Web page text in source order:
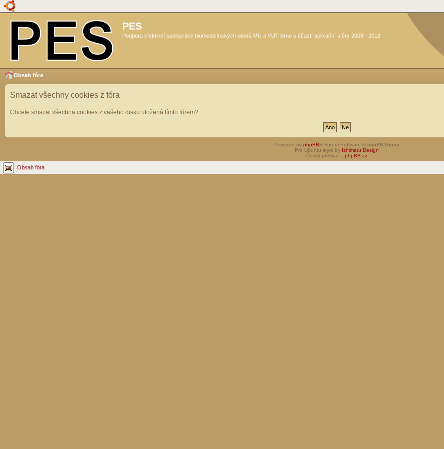
PES
Podpora efektivní spolupráce biomedicínských oborů MU a VUT Brno s účastí aplikační sféry 2009 - 2012
Obsah fóra
Smazat všechny cookies z fóra
Chcete smazat všechna cookies z vašeho disku uložená tímto fórem?
Powered by phpBB® Forum Software © phpBB Group
Pro Ubuntu style by Ishimaru Design
Český překlad – phpBB.cz
Obsah fóra